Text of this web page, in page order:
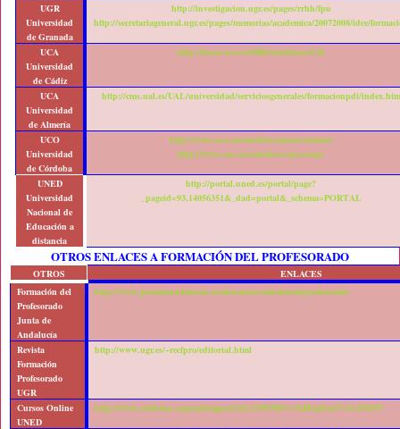
UGR
Universidad
de Granada
http://investigacion.ugr.es/pages/rrhh/fpu
http://secretariageneral.ugr.es/pages/memorias/academica/20072008/idce/
UCA
Universidad
de Cádiz
http://fueca.uca.es:8080/web/fueca/128
UCA
Universidad
de Almería
http://cms.ual.es/UAL/universidad/serviciosgenerales/formacionpdi/index.htm
UCO
Universidad
de Córdoba
http://www.uco.es/estudios/sep/novedades/
http://www.uco.es/estudios/sep/cowep/
UNED
Universidad
Nacional de
Educación a
distancia
http://portal.uned.es/portal/page?
_pageid=93,14056351&_dad=portal&_schema=PORTAL
OTROS ENLACES A FORMACIÓN DEL PROFESORADO
OTROS
ENLACES
Formación del
Profesorado
Junta de
Andalucía
http://www.juntadeandalucia.es/educacion/adistancia/profesorado
Revista
Formación
Profesorado
UGR
http://www.ugr.es/~recfpro/editorial.html
Cursos Online
UNED
http://www.reddolac.org/m/blogpost?id=2709308%3ABlogPost%3A256547